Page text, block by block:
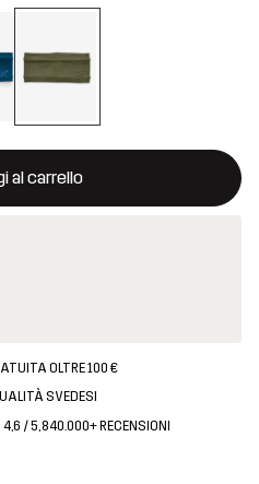
al carrello
modale per confermare un
OLTRE 100 €
SVEDESI
4,6 / 5, 840.000+ RECENSIONI